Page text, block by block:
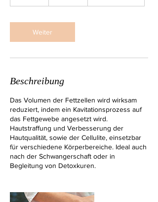
i
n
Weiter
Beschreibung
Das Volumen der Fettzellen wird wirksam
reduziert, indem ein Kavitationsprozess auf
das Fettgewebe angesetzt wird.
Hautstraffung und Verbesserung der
Hautqualität, sowie der Cellulite, einsetzbar
für verschiedene Körperbereiche. Ideal auch
nach der Schwangerschaft oder in
Begleitung von Detoxkuren.